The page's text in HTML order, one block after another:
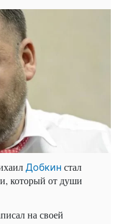
Добкин стал
который от души
на своей